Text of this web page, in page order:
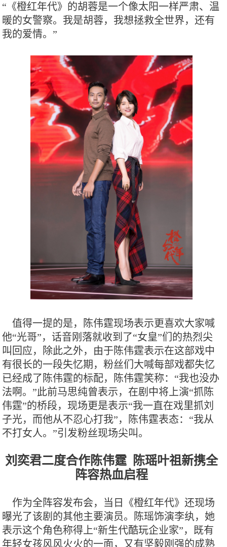
“《橙红年代》的胡蓉是一个像太阳一样严肃、温
暖的女警察。我是胡蓉，我想拯救全世界，还有
我的爱情。”
值得一提的是，陈伟霆现场表示更喜欢大家喊
他“光哥”，话音刚落就收到了“女皇”们的热烈尖
叫回应，除此之外，由于陈伟霆表示在这部戏中
有很长的一段失忆期，粉丝们大喊每部戏都失忆
已经成了陈伟霆的标配，陈伟霆笑称：“我也没办
法啊。”此前马思纯曾表示，在剧中将上演“抓陈
伟霆”的桥段，现场更是表示“我一直在戏里抓刘
子光，而他从不忍心打我”，陈伟霆表态：“我从
不打女人。”引发粉丝现场尖叫。
刘奕君二度合作陈伟霆 陈瑶叶祖新携全
阵容热血启程
作为全阵容发布会，当日《橙红年代》还现场
曝光了该剧的其他主要演员。陈瑶饰演李纨，她
表示这个角色称得上“新生代酷玩企业家”，既有
年轻女孩风风火火的一面，又有坚毅刚强的成熟